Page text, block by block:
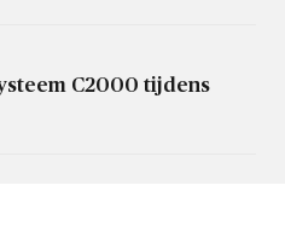
C2000 tijdens